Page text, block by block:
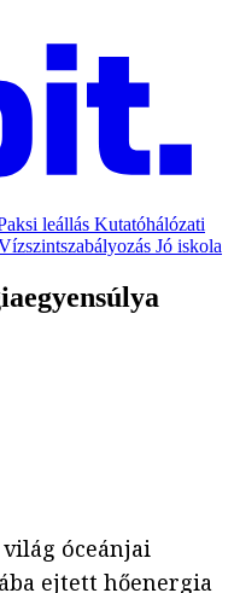
leállás Kutatóhálózati
Jó iskola
óceánjai
ejtett hőenergia